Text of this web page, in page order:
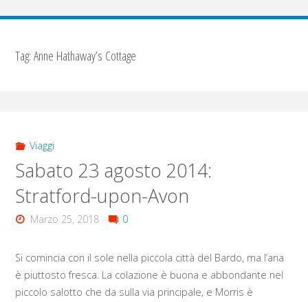
Tag:Anne Hathaway’s Cottage
Viaggi
Sabato 23 agosto 2014:
Stratford-upon-Avon
Marzo 25, 2018 0
Si comincia con il sole nella piccola città del Bardo, ma l’aria
è piuttosto fresca. La colazione è buona e abbondante nel
piccolo salotto che da sulla via principale, e Morris è